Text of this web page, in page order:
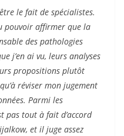
le fait de spécialistes.
pouvoir affirmer que la
des pathologies
j’en ai vu, leurs analyses
propositions plutôt
réviser mon jugement
Parmi les
pas tout à fait d’accord
et il juge assez